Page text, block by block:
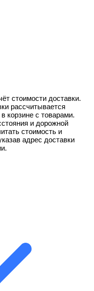
стоимости доставки.
рассчитывается
корзине с товарами.
и дорожной
стоимость и
адрес доставки